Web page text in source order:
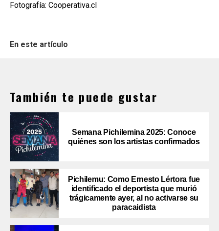
Fotografía: Cooperativa.cl
En este artículo
También te puede gustar
Semana Pichilemina 2025: Conoce
quiénes son los artistas confirmados
Pichilemu: Como Ernesto Lértora fue
identificado el deportista que murió
trágicamente ayer, al no activarse su
paracaidista